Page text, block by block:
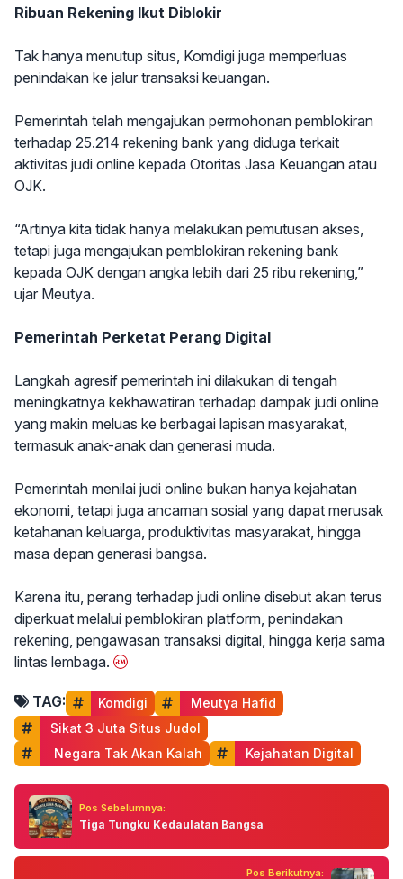
Ribuan Rekening Ikut Diblokir
Tak hanya menutup situs, Komdigi juga memperluas
penindakan ke jalur transaksi keuangan.
Pemerintah telah mengajukan permohonan pemblokiran
terhadap 25.214 rekening bank yang diduga terkait
aktivitas judi online kepada Otoritas Jasa Keuangan atau
OJK.
“Artinya kita tidak hanya melakukan pemutusan akses,
tetapi juga mengajukan pemblokiran rekening bank
kepada OJK dengan angka lebih dari 25 ribu rekening,”
ujar Meutya.
Pemerintah Perketat Perang Digital
Langkah agresif pemerintah ini dilakukan di tengah
meningkatnya kekhawatiran terhadap dampak judi online
yang makin meluas ke berbagai lapisan masyarakat,
termasuk anak-anak dan generasi muda.
Pemerintah menilai judi online bukan hanya kejahatan
ekonomi, tetapi juga ancaman sosial yang dapat merusak
ketahanan keluarga, produktivitas masyarakat, hingga
masa depan generasi bangsa.
Karena itu, perang terhadap judi online disebut akan terus
diperkuat melalui pemblokiran platform, penindakan
rekening, pengawasan transaksi digital, hingga kerja sama
lintas lembaga.
TAG: Komdigi
Meutya Hafid
Sikat 3 Juta Situs Judol
  Negara Tak Akan Kalah
Kejahatan Digital
Pos Sebelumnya:
Tiga Tungku Kedaulatan Bangsa
Pos Berikutnya: